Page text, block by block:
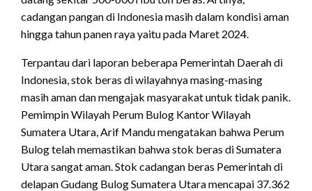
cadangan pangan di Indonesia masih dalam kondisi aman
hingga tahun panen raya yaitu pada Maret 2024.
Terpantau dari laporan beberapa Pemerintah Daerah di
Indonesia, stok beras di wilayahnya masing-masing
masih aman dan mengajak masyarakat untuk tidak panik.
Pemimpin Wilayah Perum Bulog Kantor Wilayah
Sumatera Utara, Arif Mandu mengatakan bahwa Perum
Bulog telah memastikan bahwa stok beras di Sumatera
Utara sangat aman. Stok cadangan beras Pemerintah di
delapan Gudang Bulog Sumatera Utara mencapai 37.362